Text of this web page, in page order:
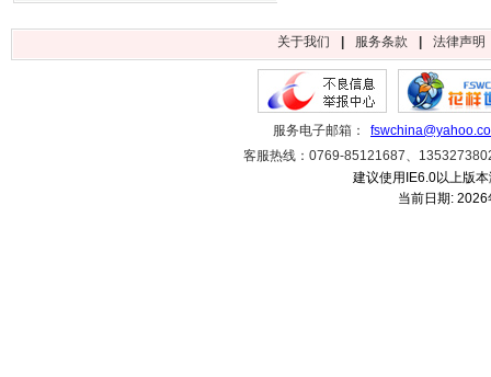
关于我们 服务条款 法律声明
服务电子邮箱：
客服热线：0769-85121687、
建议使用IE6.0以上版
当前日期: 2026